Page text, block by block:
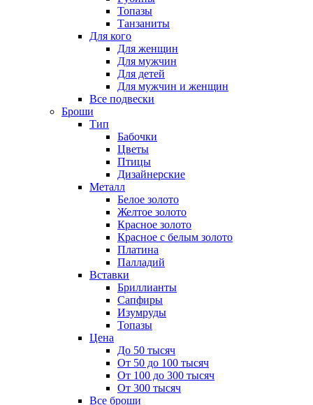
Топазы
Танзаниты
Для кого
Для женщин
Для мужчин
Для детей
Для мужчин и женщин
Все подвески
Броши
Тип
Бабочки
Цветы
Птицы
Дизайнерские
Металл
Белое золото
Желтое золото
Красное золото
Красное с белым золото
Платина
Палладий
Вставки
Бриллианты
Сапфиры
Изумруды
Топазы
Цена
До 50 тысяч
От 50 до 100 тысяч
От 100 до 300 тысяч
От 300 тысяч
Все броши